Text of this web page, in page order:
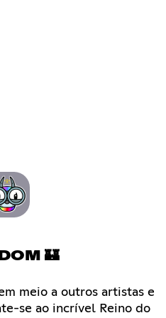
🏰
meio a outros artistas e
se ao incrível Reino do